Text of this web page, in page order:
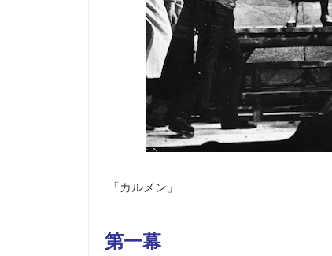
「カルメン」
第一幕